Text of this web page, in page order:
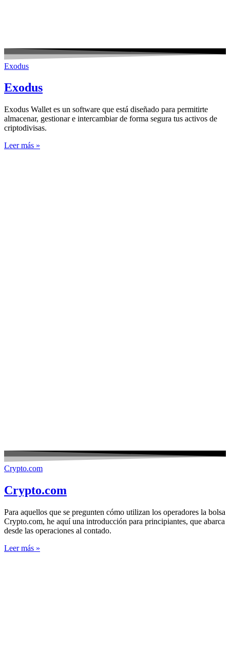
Exodus
Exodus
Exodus Wallet es un software que está diseñado para permitirte
almacenar, gestionar e intercambiar de forma segura tus activos de
criptodivisas.
Leer más »
Crypto.com
Crypto.com
Para aquellos que se pregunten cómo utilizan los operadores la bolsa
Crypto.com, he aquí una introducción para principiantes, que abarca
desde las operaciones al contado.
Leer más »